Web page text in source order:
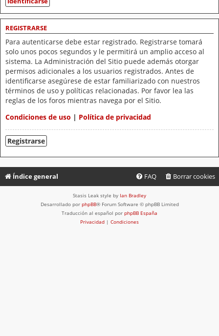
REGISTRARSE
Para autenticarse debe estar registrado. Registrarse tomará
solo unos pocos segundos y le permitirá un amplio acceso al
sistema. La Administración del Sitio puede además otorgar
permisos adicionales a los usuarios registrados. Antes de
identificarse asegúrese de estar familiarizado con nuestros
términos de uso y políticas relacionadas. Por favor lea las
reglas de los foros mientras navega por el Sitio.
Condiciones de uso | Política de privacidad
Registrarse
Índice general Borrar cookies
FAQ
Stasis Leak style by Ian Bradley
Desarrollado por phpBB® Forum Software © phpBB Limited
Traducción al español por phpBB España
Privacidad | Condiciones